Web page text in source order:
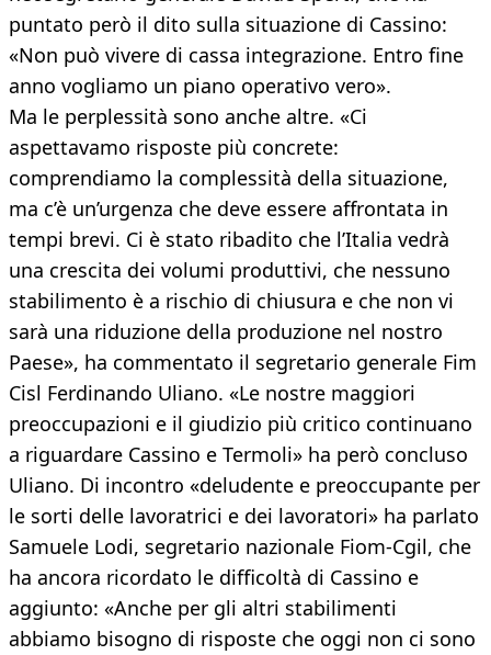
puntato però il dito sulla situazione di Cassino:
«Non può vivere di cassa integrazione. Entro fine
anno vogliamo un piano operativo vero».
Ma le perplessità sono anche altre. «Ci
aspettavamo risposte più concrete:
comprendiamo la complessità della situazione,
ma c’è un’urgenza che deve essere affrontata in
tempi brevi. Ci è stato ribadito che l’Italia vedrà
una crescita dei volumi produttivi, che nessuno
stabilimento è a rischio di chiusura e che non vi
sarà una riduzione della produzione nel nostro
Paese», ha commentato il segretario generale Fim
Cisl Ferdinando Uliano. «Le nostre maggiori
preoccupazioni e il giudizio più critico continuano
a riguardare Cassino e Termoli» ha però concluso
Uliano. Di incontro «deludente e preoccupante per
le sorti delle lavoratrici e dei lavoratori» ha parlato
Samuele Lodi, segretario nazionale Fiom-Cgil, che
ha ancora ricordato le difficoltà di Cassino e
aggiunto: «Anche per gli altri stabilimenti
abbiamo bisogno di risposte che oggi non ci sono